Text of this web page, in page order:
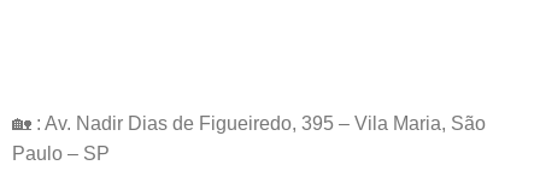
🏡 : Av. Nadir Dias de Figueiredo, 395 – Vila Maria, São
Paulo – SP